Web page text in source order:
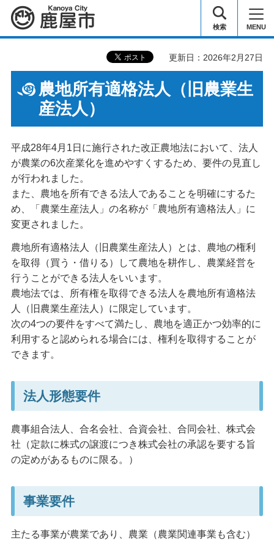
鹿屋市 検索 MENU
更新日：2026年2月27日
農地所有適格法人（旧農業生
産法人）
平成28年4月1日に施行された改正農地法において、法人
が農業の6次産業化を進めやすくするため、要件の見直し
が行われました。
また、農地を所有できる法人であることを明確にするた
め、「農業生産法人」の名称が「農地所有適格法人」に
変更されました。
農地所有適格法人（旧農業生産法人）とは、農地の権利
を取得（買う・借りる）して農地を耕作し、農業経営を
行うことができる法人をいいます。
農地法では、所有権を取得できる法人を農地所有適格法
人（旧農業生産法人）に限定しています。
次の4つの要件をすべて満たし、農地を適正かつ効率的に
利用すると認められる場合には、権利を取得することが
できます。
法人形態要件
農事組合法人、合名会社、合資会社、合同会社、株式会
社（定款に株式の譲渡につき株式会社の承認を要する旨
の定めがあるものに限る。）
事業要件
主たる事業が農業であり、農業（農業関連事業も含む）